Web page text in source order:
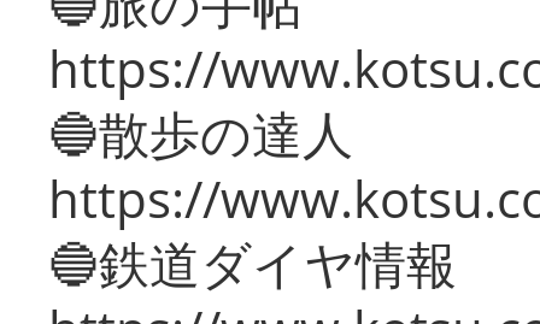
https://
🔵散歩の達人
https://
🔵鉄道ダイヤ情報